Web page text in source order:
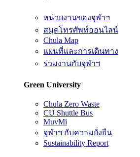
หน่วยงานของจุฬาฯ
สมุดโทรศัพท์ออนไลน์
Chula Map
แผนที่และการเดินทาง
ร่วมงานกับจุฬาฯ
Green University
Chula Zero Waste
CU Shuttle Bus
MuvMi
จุฬาฯ กับความยั่งยืน
Sustainability Report